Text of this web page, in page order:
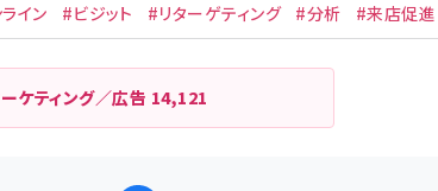
イン #ビジット #リターゲティング #分析 #来店促進
ケティング／広告 14,121